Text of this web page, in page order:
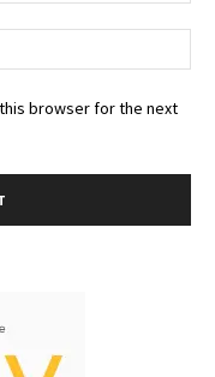
browser for the next